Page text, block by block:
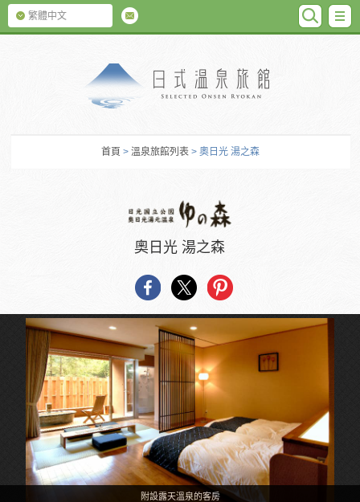
繁體中文
首頁 >溫泉旅館列表 > 奧日光 湯之森
奧日光 湯之森
附設露天溫泉的客房